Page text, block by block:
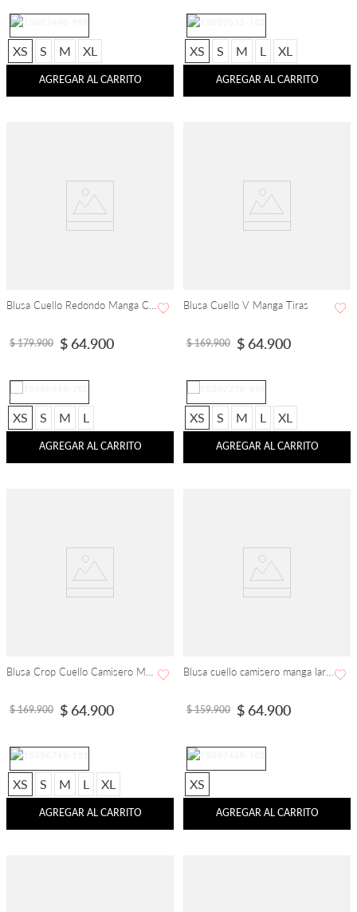
XS S M XL
AGREGAR AL CARRITO
XS S M L XL
AGREGAR AL CARRITO
$ 179.900 $ 64.900
XS S M L
AGREGAR AL CARRITO
Blusa Cuello V Manga Tiras
$ 169.900 $ 64.900
XS S M L XL
AGREGAR AL CARRITO
$ 169.900 $ 64.900
XS S M L XL
AGREGAR AL CARRITO
$ 159.900 $ 64.900
XS
AGREGAR AL CARRITO